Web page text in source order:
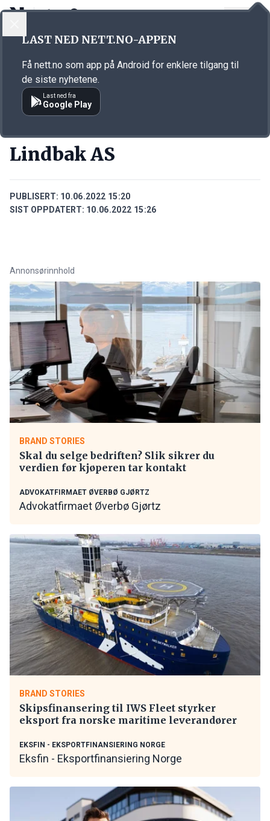
Annonsørinnhold
Lindbak AS
PUBLISERT: 10.06.2022 15:20
SIST OPPDATERT: 10.06.2022 15:26
Annonsørinnhold
BRAND STORIES
Skal du selge bedriften? Slik sikrer du
verdien før kjøperen tar kontakt
ADVOKATFIRMAET ØVERBØ GJØRTZ
Advokatfirmaet Øverbø Gjørtz
BRAND STORIES
Skipsfinansering til IWS Fleet styrker
eksport fra norske maritime leverandører
EKSFIN - EKSPORTFINANSIERING NORGE
Eksfin - Eksportfinansiering Norge
LAST NED NETT.NO-APPEN
Få nett.no som app på Android for enklere tilgang til
de siste nyhetene.
Last ned fra
Google Play